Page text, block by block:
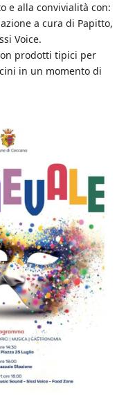
e alla convivialità con:
a cura di Papitto,
Voice.
prodotti tipici per
in un momento di